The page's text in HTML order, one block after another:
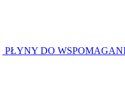
PŁYNY DO